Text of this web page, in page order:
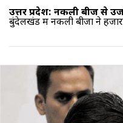
उत्तर प्रदेश: नकली बीज से
बुंदेलखंड में नकली बीजों ने